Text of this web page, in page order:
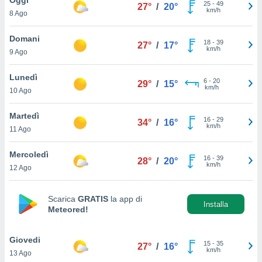
è
al sito
di
ci
di
il
un
la
nella
8 Ago
27° / 20° 25- 49
km/h
Domani
9 Ago
27° / 17° 18- 39
km/h
Lunedì
10 Ago
29° / 15° 6- 20
km/h
Martedì
11 Ago
34° / 16° 16- 29
km/h
Mercoledì
12 Ago
28° / 20° 16- 39
km/h
Scarica GRATIS la app di
Meteored!
Installa
Giovedi
13 Ago
27° / 16° 15- 35
km/h